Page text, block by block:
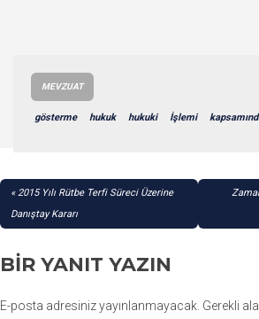
MEVZUAT
gösterme hukuk hukuki İşlemi
YAZI
GEZINMESI
2015 Yılı Rütbe Terfi Süreci Üzerine
Danıştay Kararı
BIR YANIT YAZIN
E-posta adresiniz yayınlanmayacak. Gerekli